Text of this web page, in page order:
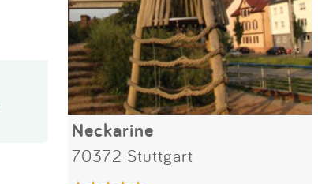
Neckarine
70372 Stuttgart